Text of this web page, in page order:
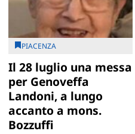
PIACENZA
Il 28 luglio una messa
per Genoveffa
Landoni, a lungo
accanto a mons.
Bozzuffi